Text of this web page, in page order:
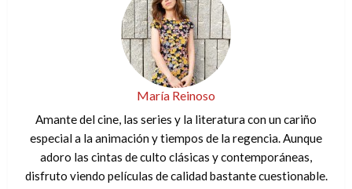
María Reinoso
Amante del cine, las series y la literatura con un cariño
especial a la animación y tiempos de la regencia. Aunque
adoro las cintas de culto clásicas y contemporáneas,
disfruto viendo películas de calidad bastante cuestionable.